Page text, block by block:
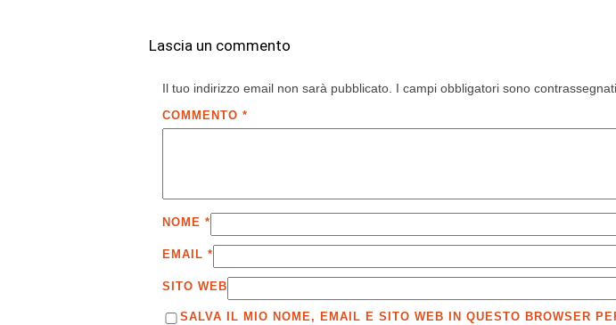
Lascia un commento
Il tuo indirizzo email non sarà pubblicato. I campi obbligatori sono contrassegnati
COMMENTO *
NOME *
EMAIL *
SITO WEB
SALVA IL MIO NOME, EMAIL E SITO WEB IN QUESTO BROWSER